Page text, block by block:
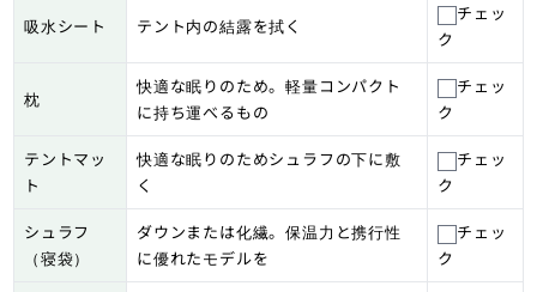
吸水シート テント内の結露を拭く
チェッ
ク
枕
快適な眠りのため。軽量コンパクト
に持ち運べるもの
チェッ
ク
テントマッ
ト
快適な眠りのためシュラフの下に敷
く
チェッ
ク
シュラフ
（寝袋）
ダウンまたは化繊。保温力と携行性
に優れたモデルを
チェッ
ク